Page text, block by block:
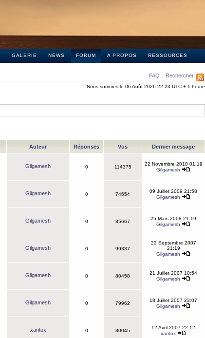
GALERIE NEWS FORUM A PROPOS RESSOURCES
FAQ Rechercher
Nous sommes le 06 Août 2026 22:23 UTC + 1 heure
Auteur Réponses Vus Dernier message
Gilgamesh 0 114375
22 Novembre 2010 01:19
Gilgamesh
Gilgamesh 0 74654
09 Juillet 2009 21:58
Gilgamesh
Gilgamesh 0 85667
25 Mars 2008 21:19
Gilgamesh
Gilgamesh 0 99337
22 Septembre 2007
21:19
Gilgamesh
Gilgamesh 0 80458
21 Juillet 2007 10:54
Gilgamesh
Gilgamesh 0 79962
18 Juillet 2007 23:07
Gilgamesh
xantox 0 80045
12 Avril 2007 22:12
xantox